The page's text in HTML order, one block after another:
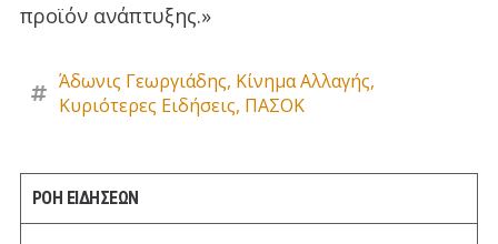
προϊόν ανάπτυξης.»
Άδωνις Γεωργιάδης, Κίνημα Αλλαγής,
Κυριότερες Ειδήσεις, ΠΑΣΟΚ
ΡΟΗ ΕΙΔΗΣΕΩΝ